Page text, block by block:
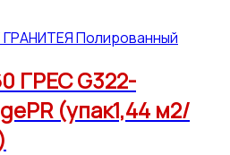
ГРАНИТЕЯ Полированный
ГРЕС G322-
(упак1,44 м2/